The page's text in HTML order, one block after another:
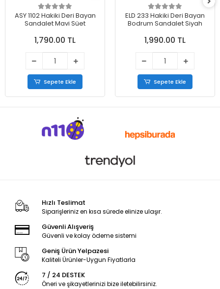
ASY 1102 Hakiki Deri Bayan
Sandalet Mavi Süet
1,790.00 TL
Sepete Ekle
ELD 233 Hakiki Deri Bayan
Bodrum Sandalet Siyah
1,990.00 TL
Sepete Ekle
Hızlı Teslimat
Siparişleriniz en kısa sürede elinize ulaşır.
Güvenli Alışveriş
Güvenli ve kolay ödeme sistemi
Geniş Ürün Yelpazesi
Kaliteli Ürünler-Uygun Fiyatlarla
7 / 24 DESTEK
Öneri ve şikayetlerinizi bize iletebilirsiniz.